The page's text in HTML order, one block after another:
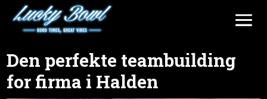
Den perfekte teambuilding
for firma i Halden